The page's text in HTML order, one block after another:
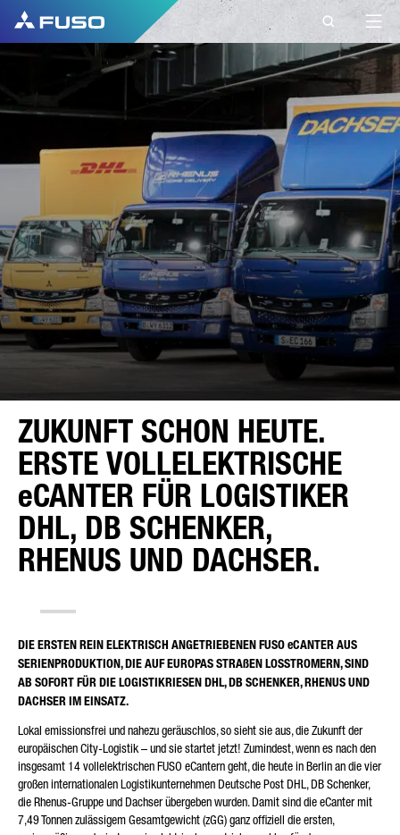
ZUKUNFT SCHON HEUTE.
ERSTE VOLLELEKTRISCHE
eCANTER FÜR LOGISTIKER
DHL, DB SCHENKER,
RHENUS UND DACHSER.
FUSO BELGIUM
CONTACT
Haben Sie weitere Fragen?
Senden Sie uns Ihre Anfrage über dieses
Kontaktformular.
VORNAME*
ART DER ANFRAGE*
E-MAIL*
TELEFONNUMMER*
IHRE NACHRICHT (OPTIONAL)
DIE ERSTEN REIN ELEKTRISCH ANGETRIEBENEN FUSO eCANTER AUS
SERIENPRODUKTION, DIE AUF EUROPAS STRAßEN LOSSTROMERN, SIND
AB SOFORT FÜR DIE LOGISTIKRIESEN DHL, DB SCHENKER, RHENUS UND
DACHSER IM EINSATZ.
Lokal emissionsfrei und nahezu geräuschlos, so sieht sie aus, die Zukunft der
europäischen City-Logistik – und sie startet jetzt! Zumindest, wenn es nach den
insgesamt 14 vollelektrischen FUSO eCantern geht, die heute in Berlin an die vier
großen internationalen Logistikunternehmen Deutsche Post DHL, DB Schenker,
die Rhenus-Gruppe und Dachser übergeben wurden. Damit sind die eCanter mit
7,49 Tonnen zulässigem Gesamtgewicht (zGG) ganz offiziell die ersten,